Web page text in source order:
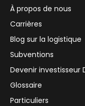
À propos de nous
Carrières
Blog sur la logistique
Subventions
Devenir investisseur
Glossaire
Particuliers